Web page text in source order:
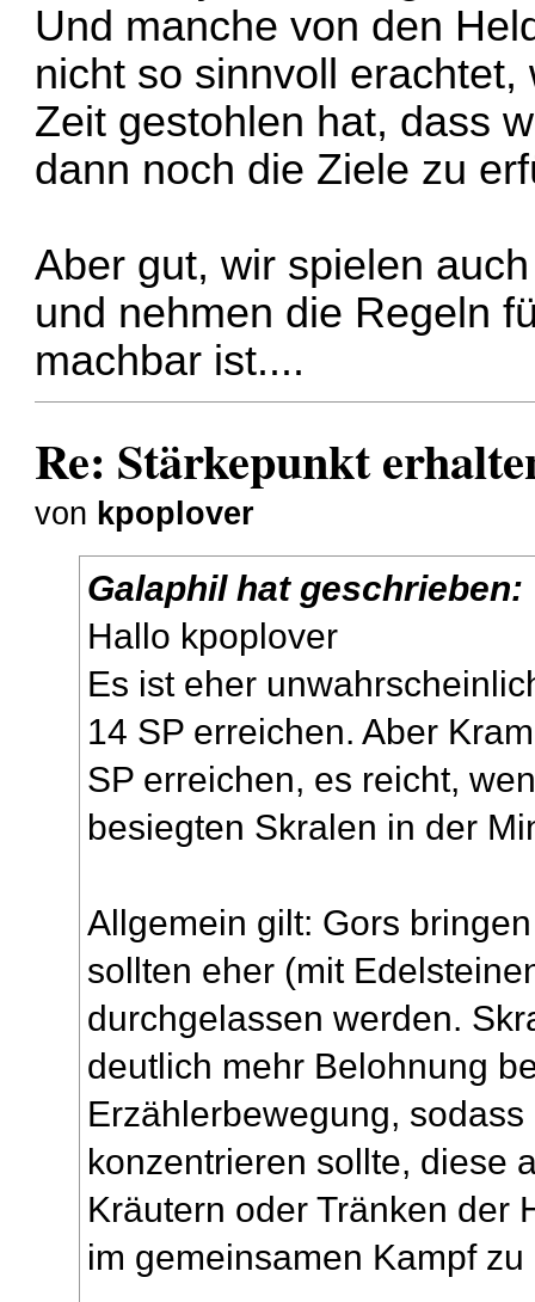
Und manche von den
nicht so sinnvoll
Zeit gestohlen hat, dass
dann noch die Ziele zu
Aber gut, wir spielen
und nehmen die Regeln
machbar ist....
Re: Stärkepunkt
von kpoplover
Galaphil hat geschrieben:
Hallo kpoplover
Es ist eher
14 SP erreichen. Aber
SP erreichen, es reicht,
besiegten Skralen in der
Allgemein gilt: Gors
sollten eher (mit
durchgelassen werden.
deutlich mehr Belohnung
Erzählerbewegung,
konzentrieren sollte, diese
Kräutern oder Tränken der
im gemeinsamen Kampf